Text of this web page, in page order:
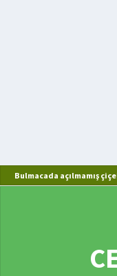
Bulmacada açılmamış